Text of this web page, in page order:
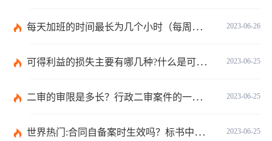
2023-06-26
每天加班的时间最长为几个小时（每周加班不能超过多少小时）
2023-06-25
可得利益的损失主要有哪几种?什么是可得利益？|天天速读
2023-06-25
二审的审限是多长？行政二审案件的一般处理规则是什么?
2023-06-25
世界热门:合同自备案时生效吗？标书中的合同需要全部放上去吗？